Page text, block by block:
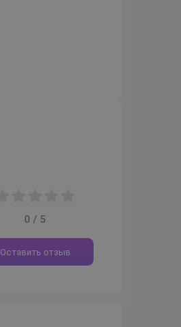
0 / 5
Оставить отзыв